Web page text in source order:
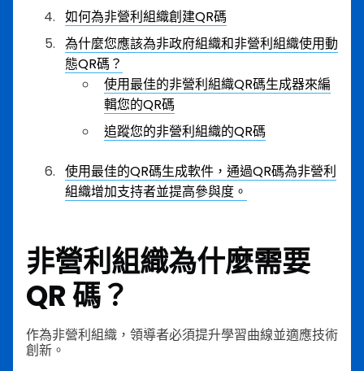
如何為非營利組織創建QR碼
為什麼您應該為非政府組織和非營利組織使用動
態QR碼？
使用最佳的非營利組織QR碼生成器來編
輯您的QR碼
追蹤您的非營利組織的QR碼
使用最佳的QR碼生成軟件，通過QR碼為非營利
組織增加支持者並提高參與度。
非營利組織為什麼需要
QR 碼？
作為非營利組織，領導者必須提升學習曲線並適應技術
創新。